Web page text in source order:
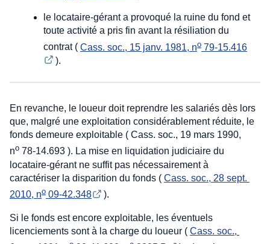
le locataire-gérant a provoqué la ruine du fond et
toute activité a pris fin avant la résiliation du
contrat ( Cass. soc., 15 janv. 1981, no 79-15.416
).
En revanche, le loueur doit reprendre les salariés dès lors
que, malgré une exploitation considérablement réduite, le
fonds demeure exploitable ( Cass. soc., 19 mars 1990,
no 78-14.693 ). La mise en liquidation judiciaire du
locataire-gérant ne suffit pas nécessairement à
caractériser la disparition du fonds ( Cass. soc., 28 sept.
2010, no 09-42.348 ).
Si le fonds est encore exploitable, les éventuels
licenciements sont à la charge du loueur ( Cass. soc.,